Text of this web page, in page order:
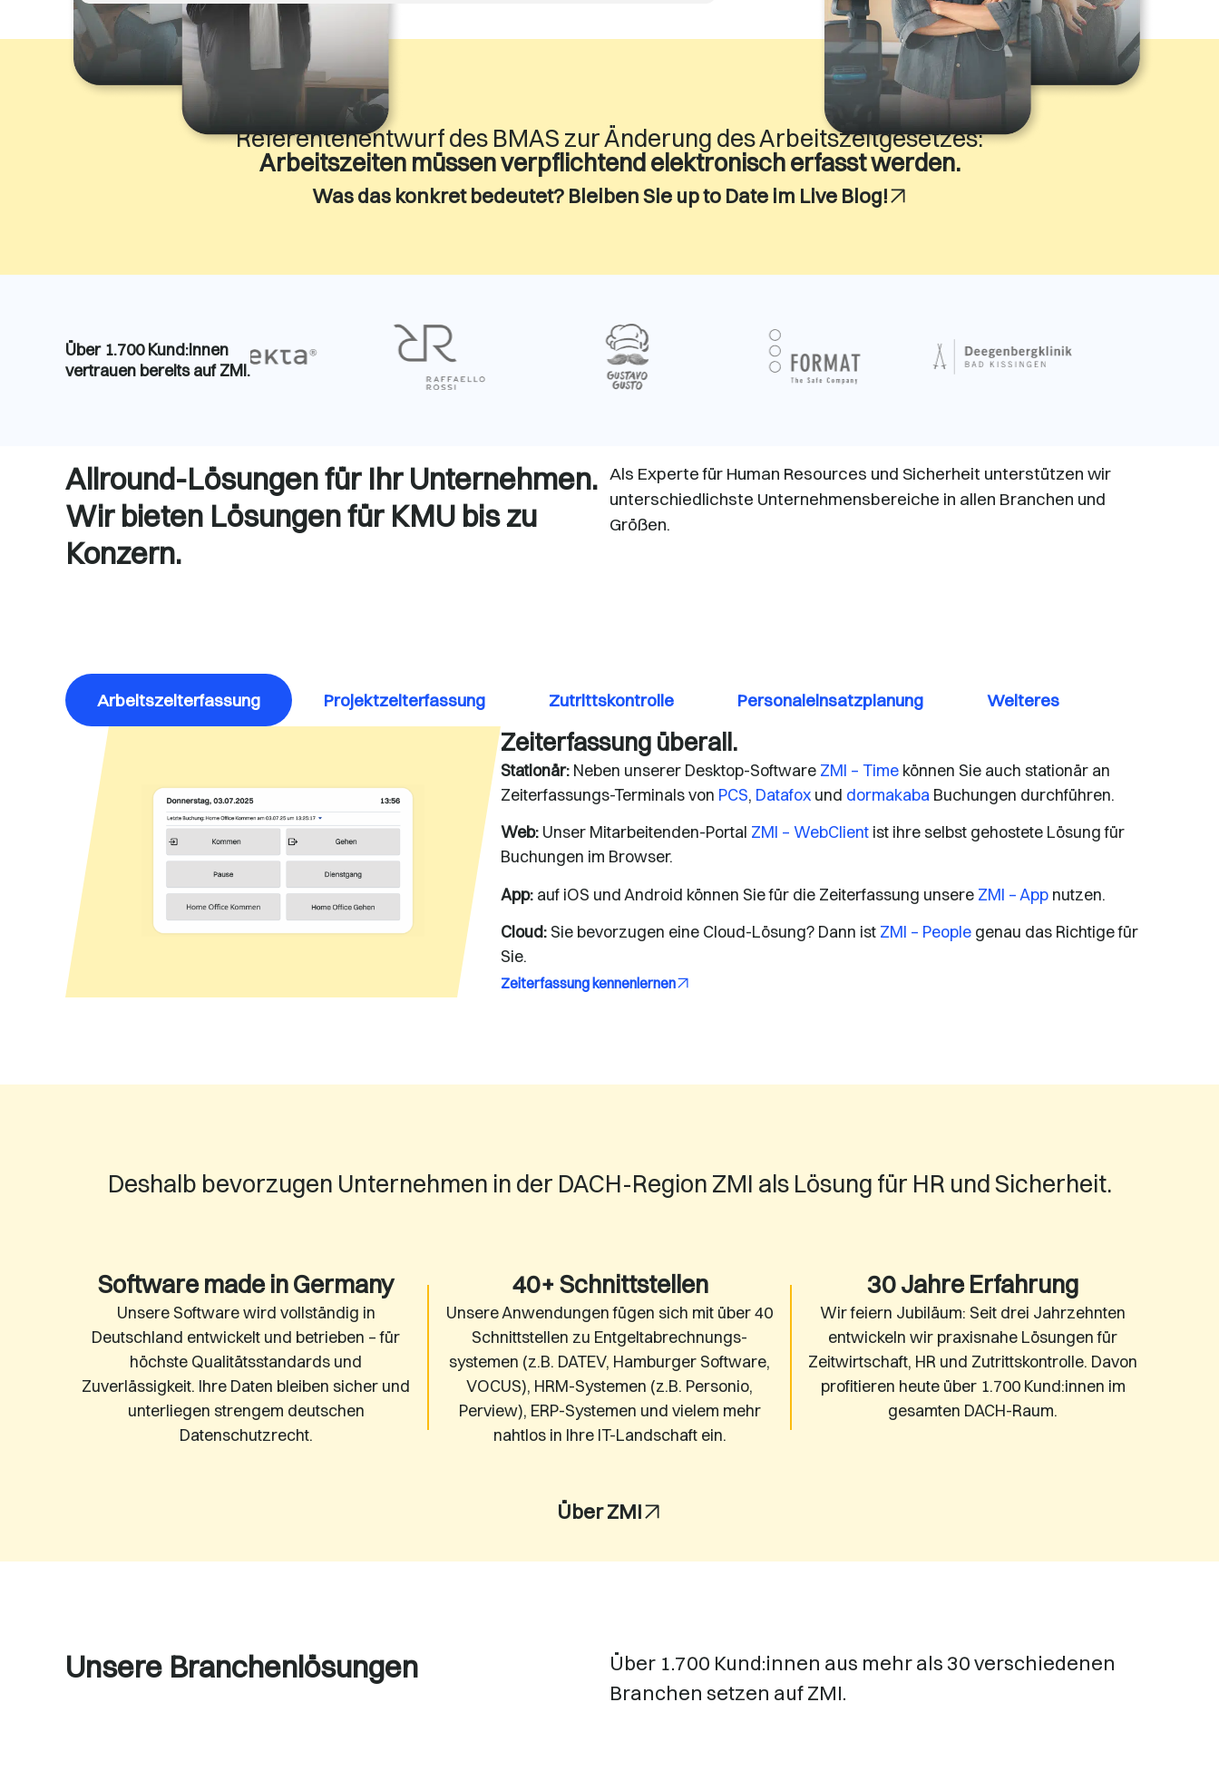
Referentenentwurf des BMAS zur Änderung des Arbeitszeitgesetzes:
Arbeitszeiten müssen verpflichtend elektronisch erfasst werden.
Was das konkret bedeutet? Bleiben Sie up to Date im Live Blog!
Über 1.700 Kund:innen
vertrauen bereits auf ZMI.
Allround-Lösungen für Ihr Unternehmen.
Wir bieten Lösungen für KMU bis zu
Konzern.
Als Experte für Human Resources und Sicherheit unterstützen wir
unterschiedlichste Unternehmensbereiche in allen Branchen und
Größen.
Arbeitszeiterfassung Projektzeiterfassung Zutrittskontrolle Personaleinsatzplanung Weiteres
Zeiterfassung überall.
Stationär: Neben unserer Desktop-Software ZMI – Time können Sie auch stationär an
Zeiterfassungs-Terminals von PCS, Datafox und dormakaba Buchungen durchführen.
Web: Unser Mitarbeitenden-Portal ZMI – WebClient ist ihre selbst gehostete Lösung für
Buchungen im Browser.
App: auf iOS und Android können Sie für die Zeiterfassung unsere ZMI – App nutzen.
Cloud:Sie bevorzugen eine Cloud-Lösung? Dann ist ZMI – People genau das Richtige für
Sie.
Zeiterfassung kennenlernen
Deshalb bevorzugen Unternehmen in der DACH-Region ZMI als Lösung für HR und Sicherheit.
Software made in Germany
Unsere Software wird vollständig in
Deutschland entwickelt und betrieben – für
höchste Qualitätsstandards und
Zuverlässigkeit. Ihre Daten bleiben sicher und
unterliegen strengem deutschen
Datenschutzrecht.
40+ Schnittstellen
Unsere Anwendungen fügen sich mit über 40
Schnittstellen zu Entgeltabrechnungs-
systemen (z.B. DATEV, Hamburger Software,
VOCUS), HRM-Systemen (z.B. Personio,
Perview), ERP-Systemen und vielem mehr
nahtlos in Ihre IT-Landschaft ein.
30 Jahre Erfahrung
Wir feiern Jubiläum: Seit drei Jahrzehnten
entwickeln wir praxisnahe Lösungen für
Zeitwirtschaft, HR und Zutrittskontrolle. Davon
profitieren heute über 1.700 Kund:innen im
gesamten DACH-Raum.
Über ZMI
Unsere Branchenlösungen
Über 1.700 Kund:innen aus mehr als 30 verschiedenen
Branchen setzen auf ZMI.